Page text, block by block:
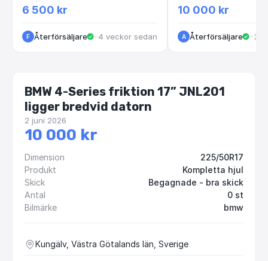
6 500 kr
F Återförsäljare ·Göteborg
·4 veckor sedan
10 000 kr
A Återförsäljare ··3
BMW 4-Series friktion 17” JNL201
ligger bredvid datorn
2 juni 2026
10 000 kr
Dimension
225/50R17
Produkt
Kompletta hjul
Skick
Begagnade - bra skick
Antal
0 st
Bilmärke
bmw
Kungälv, Västra Götalands län, Sverige